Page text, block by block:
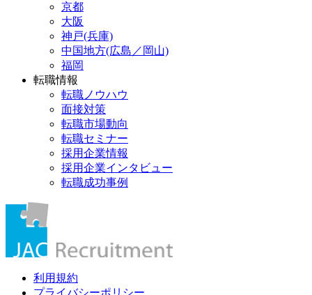
京都
大阪
神戸(兵庫)
中国地方(広島／岡山)
福岡
転職情報
転職ノウハウ
面接対策
転職市場動向
転職セミナー
採用企業情報
採用企業インタビュー
転職成功事例
利用規約